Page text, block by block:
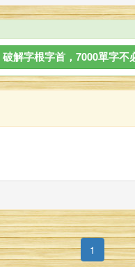
破解字根字首，7000單字不
1 (current)